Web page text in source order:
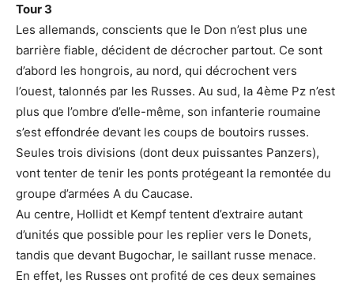
Tour 3
Les allemands, conscients que le Don n’est plus une
barrière fiable, décident de décrocher partout. Ce sont
d’abord les hongrois, au nord, qui décrochent vers
l’ouest, talonnés par les Russes. Au sud, la 4ème Pz n’est
plus que l’ombre d’elle-même, son infanterie roumaine
s’est effondrée devant les coups de boutoirs russes.
Seules trois divisions (dont deux puissantes Panzers),
vont tenter de tenir les ponts protégeant la remontée du
groupe d’armées A du Caucase.
Au centre, Hollidt et Kempf tentent d’extraire autant
d’unités que possible pour les replier vers le Donets,
tandis que devant Bugochar, le saillant russe menace.
En effet, les Russes ont profité de ces deux semaines